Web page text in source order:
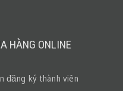
HÀNG ONLINE
đăng ký thành viên